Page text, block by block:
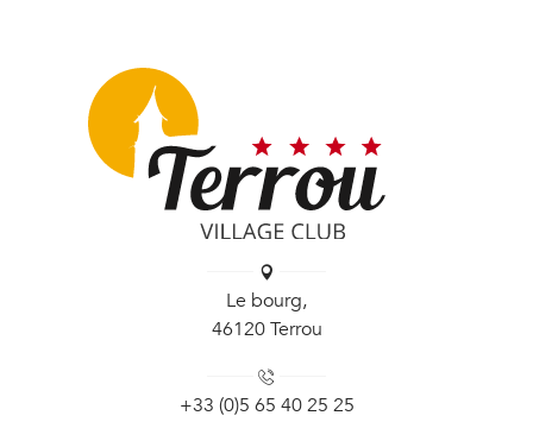
Le bourg,
46120 Terrou
+33 (0)5 65 40 25 25